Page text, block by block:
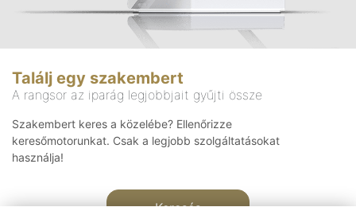
Találj egy szakembert
A rangsor az iparág legjobbjait gyűjti össze
Szakembert keres a közelébe? Ellenőrizze
keresőmotorunkat. Csak a legjobb szolgáltatásokat
használja!